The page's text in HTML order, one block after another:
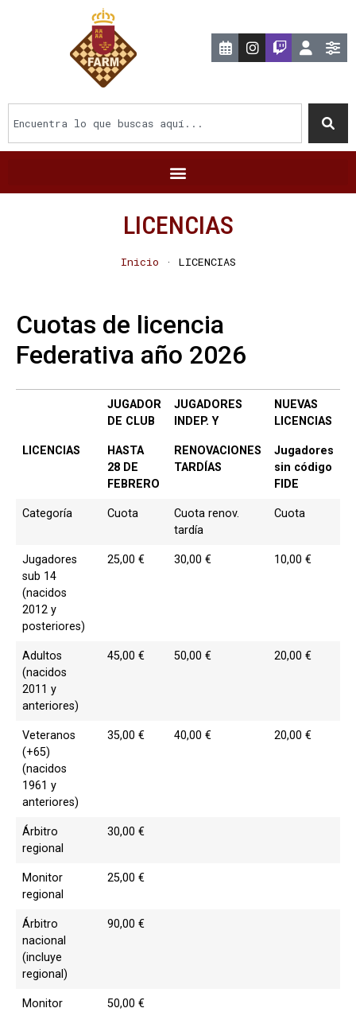
LICENCIAS
Inicio · LICENCIAS
Cuotas de licencia
Federativa año 2026
JUGADOR
DE CLUB
JUGADORES
INDEP. Y
NUEVAS
LICENCIAS
LICENCIAS
HASTA
28 DE
FEBRERO
RENOVACIONES
TARDÍAS
Jugadores
sin código
FIDE
Categoría Cuota
Cuota renov.
tardía
Cuota
Jugadores
sub 14
(nacidos
2012 y
posteriores)
25,00 € 30,00 € 10,00 €
Adultos
(nacidos
2011 y
anteriores)
45,00 € 50,00 € 20,00 €
Veteranos
(+65)
(nacidos
1961 y
anteriores)
35,00 € 40,00 € 20,00 €
Árbitro
regional
30,00 €
Monitor
regional
25,00 €
Árbitro
nacional
(incluye
regional)
90,00 €
Monitor
50,00 €